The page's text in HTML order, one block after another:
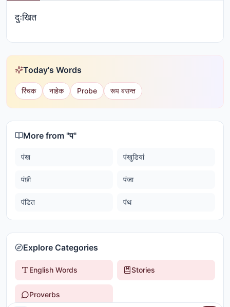
दुःखित
Today's Words
रिंचक नाहेक Probe रूप बसन्त
More from "प"
पंख पंखुडियां
पंछी पंजा
पंडित पंथ
Explore Categories
English Words Stories
Proverbs